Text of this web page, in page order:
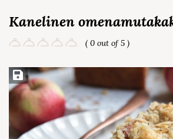
Kanelinen
( 0 out of 5 )
Save Recipe